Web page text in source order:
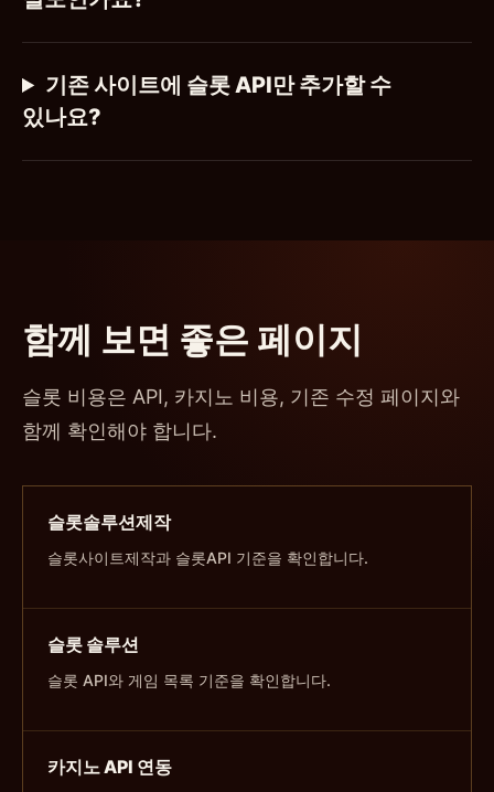
기존 사이트에 슬롯 API만 추가할 수
있나요?
함께 보면 좋은 페이지
슬롯 비용은 API, 카지노 비용, 기존 수정 페이지와
함께 확인해야 합니다.
슬롯솔루션제작
슬롯사이트제작과 슬롯API 기준을 확인합니다.
슬롯 솔루션
슬롯 API와 게임 목록 기준을 확인합니다.
카지노 API 연동